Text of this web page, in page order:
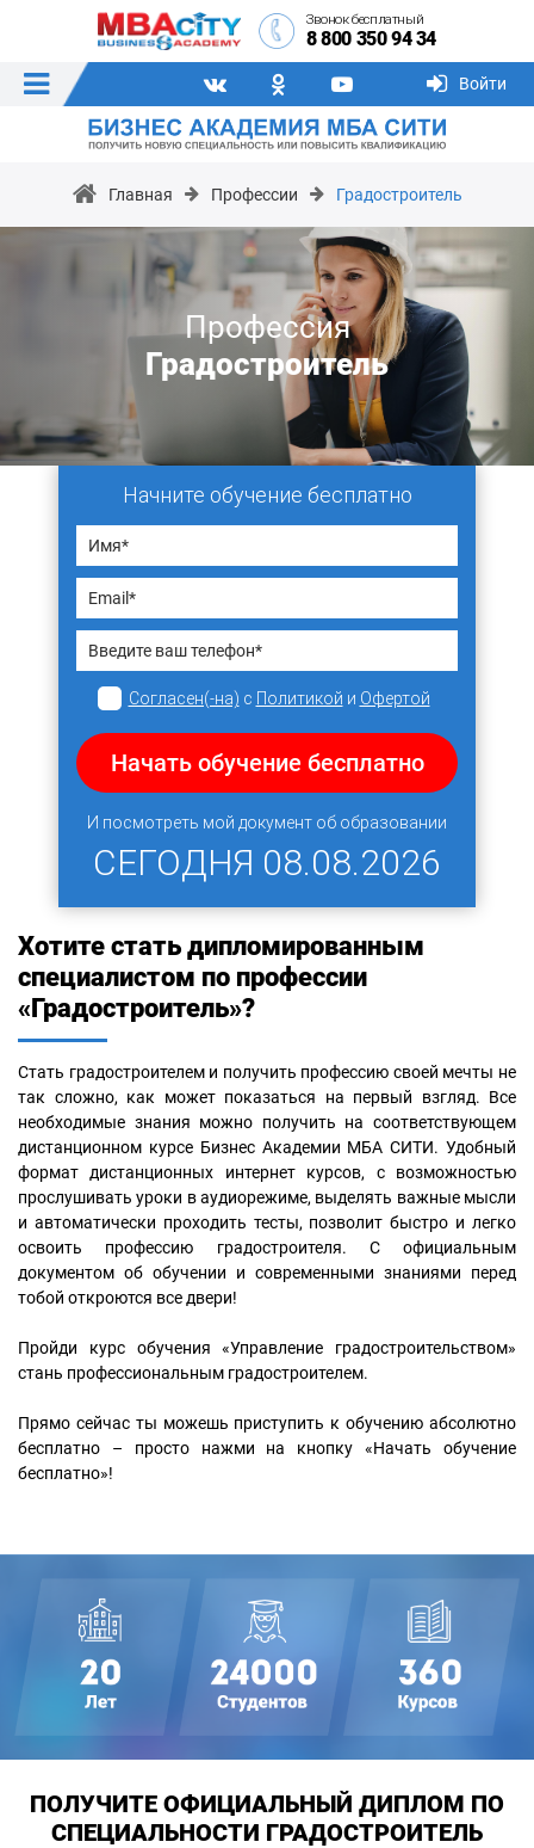
Звонок бесплатный
8 800 350 94 34
Войти
Главная Профессии Градостроитель
Профессия
Градостроитель
Начните обучение бесплатно
Согласен(-на) с Политикой и Офертой
Начать обучение бесплатно
И посмотреть мой документ об образовании
СЕГОДНЯ 08.08.2026
Хотите стать дипломированным
специалистом по профессии
«Градостроитель»?
Стать градостроителем и получить профессию своей мечты не
так сложно, как может показаться на первый взгляд. Все
необходимые знания можно получить на соответствующем
дистанционном курсе Бизнес Академии МБА СИТИ. Удобный
формат дистанционных интернет курсов, с возможностью
прослушивать уроки в аудиорежиме, выделять важные мысли
и автоматически проходить тесты, позволит быстро и легко
освоить профессию градостроителя. С официальным
документом об обучении и современными знаниями перед
тобой откроются все двери!
Пройди курс обучения «Управление градостроительством»
стань профессиональным градостроителем.
Прямо сейчас ты можешь приступить к обучению абсолютно
бесплатно – просто нажми на кнопку «Начать обучение
бесплатно»!
ПОЛУЧИТЕ ОФИЦИАЛЬНЫЙ ДИПЛОМ ПО
СПЕЦИАЛЬНОСТИ ГРАДОСТРОИТЕЛЬ